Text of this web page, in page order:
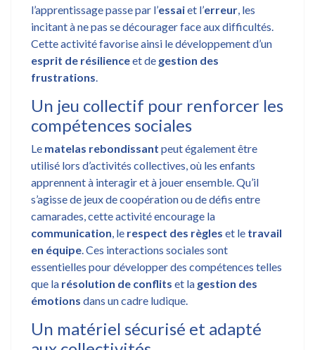
l’apprentissage passe par l’essaiet l’erreur, les
incitant à ne pas se décourager face aux difficultés.
Cette activité favorise ainsi le développement d’un
esprit de résilienceet de gestion des
frustrations.
Un jeu collectif pour renforcer les
compétences sociales
Le matelas rebondissant peut également être
utilisé lors d’activités collectives, où les enfants
apprennent à interagir et à jouer ensemble. Qu’il
s’agisse de jeux de coopération ou de défis entre
camarades, cette activité encourage la
communication, le respect des règles et le travail
en équipe. Ces interactions sociales sont
essentielles pour développer des compétences telles
que la résolution de conflits et la gestion des
émotions dans un cadre ludique.
Un matériel sécurisé et adapté